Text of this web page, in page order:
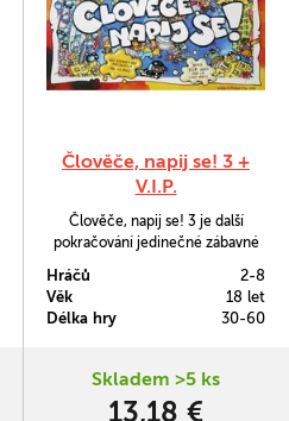
Člověče, napij se! 3 +
V.I.P.
Člověče, napij se! 3 je další
pokračování jedinečné zábavné
se musíte dostat z milované
hospody domů k milovanému
partnerovi. Hra obsahuje i
Hráčů
2-8
Věk
18 let
Délka hry
30-60
Skladem >5 ks
13,18 €